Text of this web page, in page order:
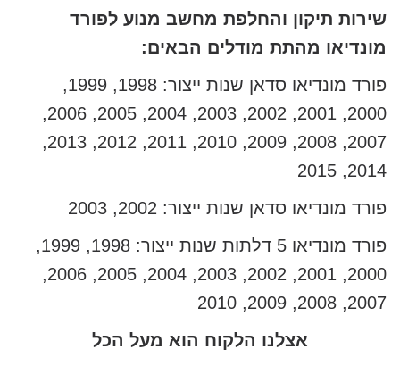
שירות תיקון והחלפת מחשב מנוע לפורד
מונדיאו מהתת מודלים הבאים:
פורד מונדיאו סדאן שנות ייצור: 1998, 1999,
2000, 2001, 2002, 2003, 2004, 2005, 2006,
2007, 2008, 2009, 2010, 2011, 2012, 2013,
2014, 2015
פורד מונדיאו סדאן שנות ייצור: 2002, 2003
פורד מונדיאו 5 דלתות שנות ייצור: 1998, 1999,
2000, 2001, 2002, 2003, 2004, 2005, 2006,
2007, 2008, 2009, 2010
אצלנו הלקוח הוא מעל הכל